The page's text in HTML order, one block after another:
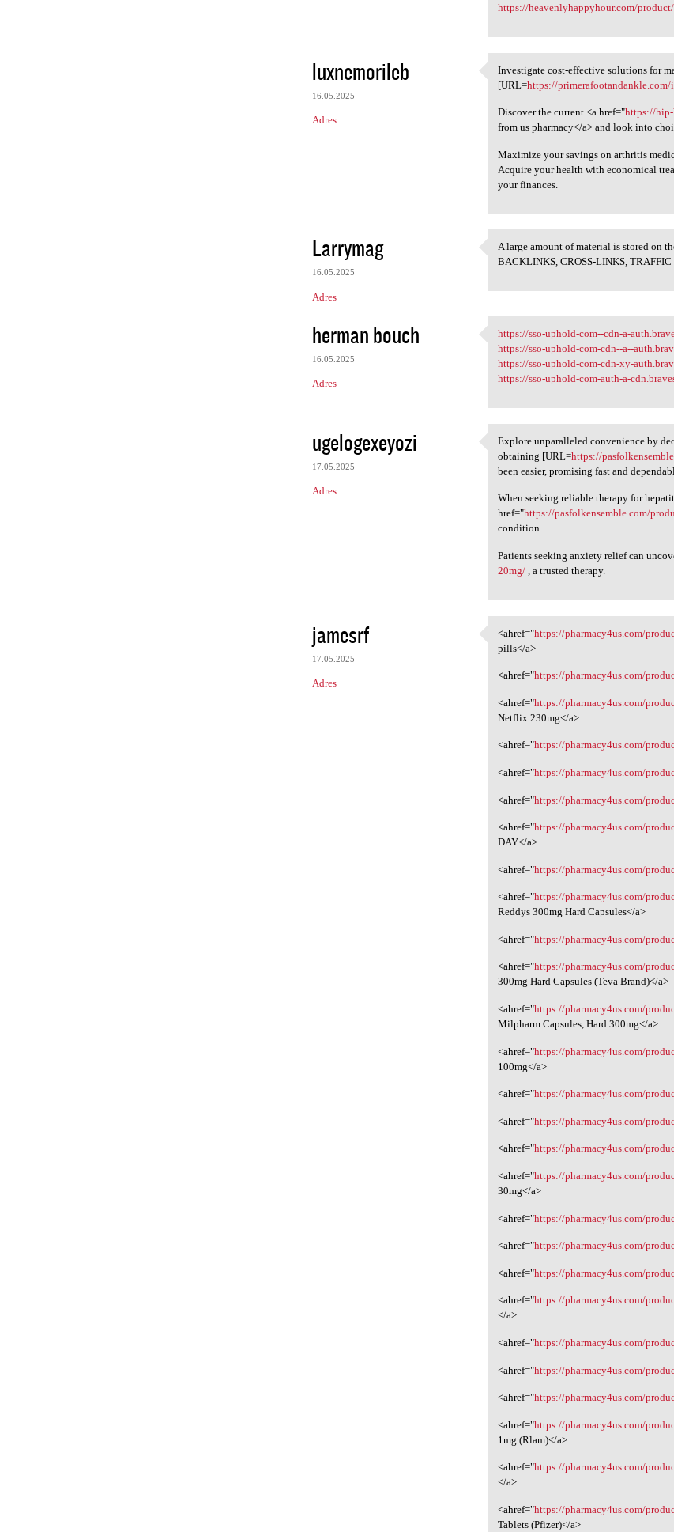
https://heavenlyhappyhour.com/
luxnemorileb
16.05.2025
Adres
Investigate cost-effective
Investigate cost-effective solutions for
[URL=https://
Discover the current <a href="https://
from us pharmacy</a> and look into
Maximize your savings on arthritis
Acquire your health with economical
your finances.
Larrymag
16.05.2025
Adres
A large amount of material is
A large amount of material is stored on
BACKLINKS, CROSS-LINKS,
herman bouch
16.05.2025
Adres
https://sso-uphold-com--cdn-a
https://sso-uphold-com--cdn-a-
https://sso-uphold-com-cdn--a--
https://sso-uphold-com-cdn-xy-
https://sso-uphold-com-auth-a-
ugelogexeyozi
17.05.2025
Adres
Explore unparalleled
Explore unparalleled convenience by
obtaining [URL=https://
been easier, promising fast and
When seeking reliable therapy for
href="https://pasfolkensemble.com/
condition.
Patients seeking anxiety relief can
20mg/ , a trusted therapy.
jamesrf
17.05.2025
Adres
<ahref="https://pharmacy4us
<ahref="https://pharmacy4us.com/
pills</a>
<ahref="https://pharmacy4us.com/
<ahref="https://pharmacy4us.com/
Netflix 230mg</a>
<ahref="https://pharmacy4us.com/
<ahref="https://pharmacy4us.com/
<ahref="https://pharmacy4us.com/
<ahref="https://pharmacy4us.com/
DAY</a>
<ahref="https://pharmacy4us.com/
<ahref="https://pharmacy4us.com/
Reddys 300mg Hard Capsules</a>
<ahref="https://pharmacy4us.com/
<ahref="https://pharmacy4us.com/
300mg Hard Capsules (Teva Brand)</a>
<ahref="https://pharmacy4us.com/
Milpharm Capsules, Hard 300mg</a>
<ahref="https://pharmacy4us.com/
100mg</a>
<ahref="https://pharmacy4us.com/
<ahref="https://pharmacy4us.com/
<ahref="https://pharmacy4us.com/
<ahref="https://pharmacy4us.com/
30mg‎</a>
<ahref="https://pharmacy4us.com/
<ahref="https://pharmacy4us.com/
<ahref="https://pharmacy4us.com/
<ahref="https://pharmacy4us.com/
</a>
<ahref="https://pharmacy4us.com/
<ahref="https://pharmacy4us.com/
<ahref="https://pharmacy4us.com/
<ahref="https://pharmacy4us.com/
1mg (Rlam)</a>
<ahref="https://pharmacy4us.com/
</a>
<ahref="https://pharmacy4us.com/
Tablets (Pfizer)</a>